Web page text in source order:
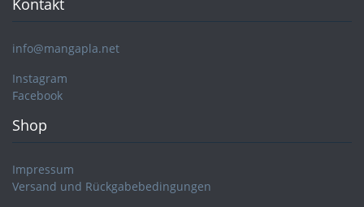
info@mangapla.net
Instagram
Facebook
Shop
Impressum
Versand und Rückgabebedingungen